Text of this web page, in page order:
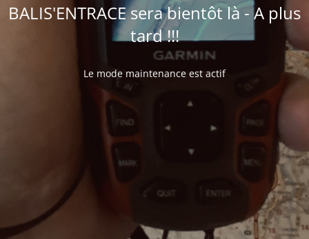
BALIS'ENTRACE sera bientôt là - A plus
tard !!!
Le mode maintenance est actif